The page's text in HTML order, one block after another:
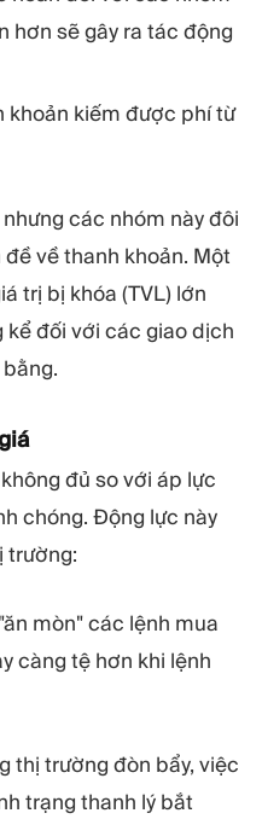
hơn sẽ gây ra tác động
khoản kiếm được phí từ
các nhóm này đôi
về thanh khoản. Một
trị bị khóa (TVL) lớn
đối với các giao dịch
đủ so với áp lực
chóng. Động lực này
trường:
mòn" các lệnh mua
càng tệ hơn khi lệnh
thị trường đòn bẩy, việc
trạng thanh lý bắt